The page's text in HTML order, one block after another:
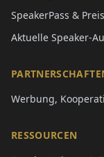
SpeakerPass &
Aktuelle Speaker-
Werbung,
RESSOURCEN